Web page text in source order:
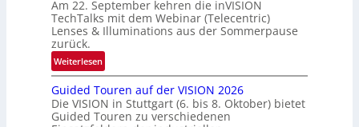
b
e
g
r
e
z
t
Am 22. September kehren die inVISION
TechTalks mit dem Webinar (Telecentric)
Lenses & Illuminations aus der Sommerpause
zurück.
Weiterlesen:
R
ü
c
k
Guided Touren auf der VISION 2026
Die VISION in Stuttgart (6. bis 8. Oktober) bietet
Guided Touren zu verschiedenen